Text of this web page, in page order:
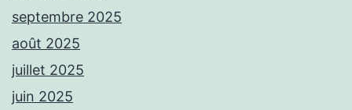
septembre 2025
août 2025
juillet 2025
juin 2025